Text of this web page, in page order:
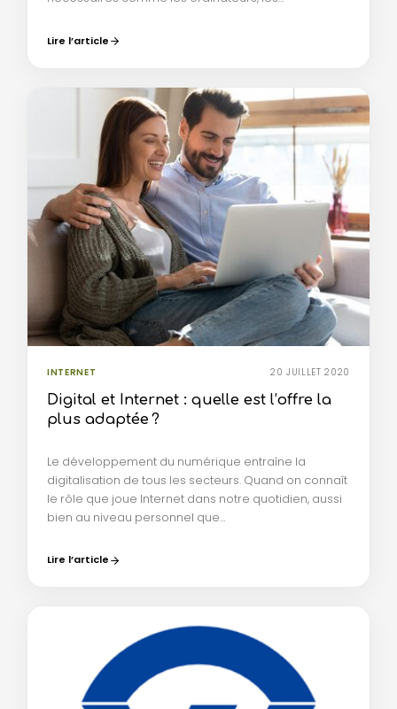
Lire l’article
INTERNET 20 JUILLET 2020
Digital et Internet : quelle est l’offre la
plus adaptée ?
Le développement du numérique entraîne la
digitalisation de tous les secteurs. Quand on connaît
le rôle que joue Internet dans notre quotidien, aussi
bien au niveau personnel que…
Lire l’article